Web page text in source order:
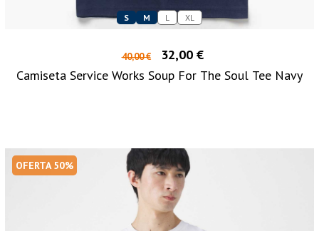
S M L XL
40,00 €
32,00 €
Camiseta Service Works Soup For The Soul Tee Navy
OFERTA 50%